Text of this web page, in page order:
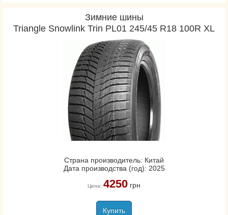
Зимние шины
Triangle Snowlink Trin PL01 245/45 R18 100R XL
Страна производитель: Китай
Дата производства (год): 2025
Цена: 4250грн
Купить